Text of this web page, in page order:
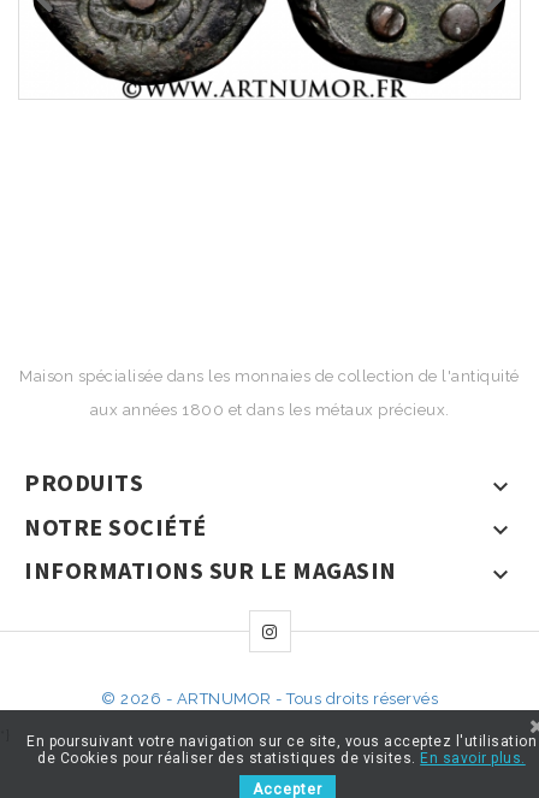
Maison spécialisée dans les monnaies de collection de l'antiquité
aux années 1800 et dans les métaux précieux.
PRODUITS 
NOTRE SOCIÉTÉ 
INFORMATIONS SUR LE MAGASIN 
© 2026 - ARTNUMOR - Tous droits réservés
En poursuivant votre navigation sur ce site, vous acceptez l'utilisation
de Cookies pour réaliser des statistiques de visites. En savoir plus.
Accepter